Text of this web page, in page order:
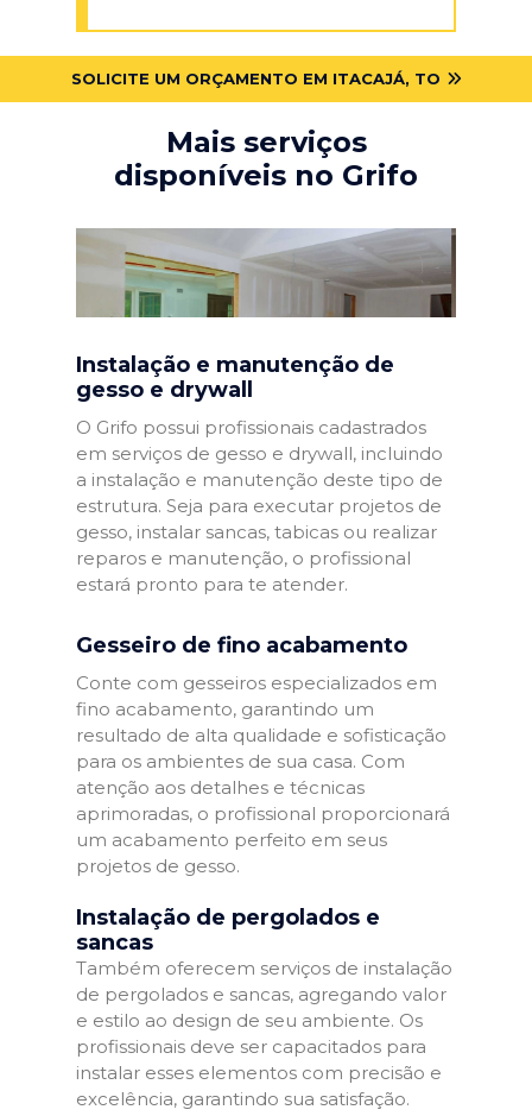
SOLICITE UM ORÇAMENTO EM ITACAJÁ, TO
Mais serviços
disponíveis no Grifo
Instalação e manutenção de
gesso e drywall
O Grifo possui profissionais cadastrados
em serviços de gesso e drywall, incluindo
a instalação e manutenção deste tipo de
estrutura. Seja para executar projetos de
gesso, instalar sancas, tabicas ou realizar
reparos e manutenção, o profissional
estará pronto para te atender.
Gesseiro de fino acabamento
Conte com gesseiros especializados em
fino acabamento, garantindo um
resultado de alta qualidade e sofisticação
para os ambientes de sua casa. Com
atenção aos detalhes e técnicas
aprimoradas, o profissional proporcionará
um acabamento perfeito em seus
projetos de gesso.
Instalação de pergolados e
sancas
Também oferecem serviços de instalação
de pergolados e sancas, agregando valor
e estilo ao design de seu ambiente. Os
profissionais deve ser capacitados para
instalar esses elementos com precisão e
excelência, garantindo sua satisfação.